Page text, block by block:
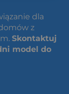
dla
z
Skontaktuj
model do